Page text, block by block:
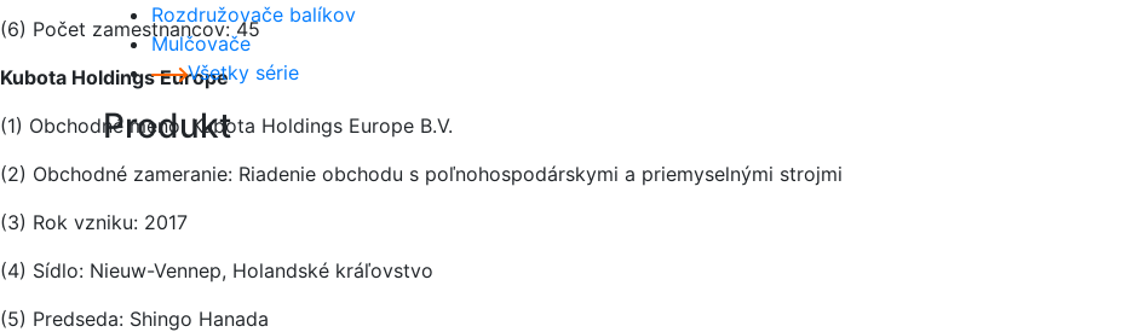
Rozdružovače balíkov
Mulčovače
Všetky série
Produkt
(6) Počet zamestnancov: 45
Kubota Holdings Europe
(1) Obchodné meno: Kubota Holdings Europe B.V.
(2) Obchodné zameranie: Riadenie obchodu s poľnohospodárskymi a priemyselnými strojmi
(3) Rok vzniku: 2017
(4) Sídlo: Nieuw-Vennep, Holandské kráľovstvo
(5) Predseda: Shingo Hanada